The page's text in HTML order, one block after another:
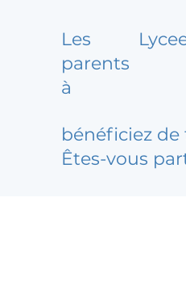
Les
parents
à
bénéficiez
Êtes-vous